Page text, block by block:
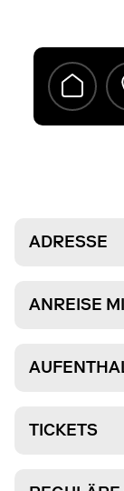
ADRESSE
ANREISE
TICKETS